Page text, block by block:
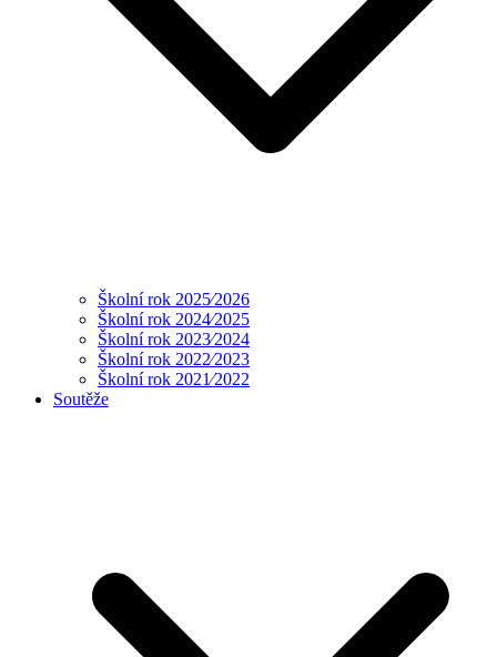
Školní rok 2025⁄2026
Školní rok 2024⁄2025
Školní rok 2023⁄2024
Školní rok 2022⁄2023
Školní rok 2021⁄2022
Soutěže